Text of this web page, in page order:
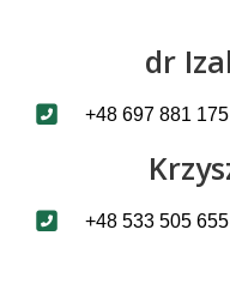
dr
+48 697 881 175
+48 533 505 655